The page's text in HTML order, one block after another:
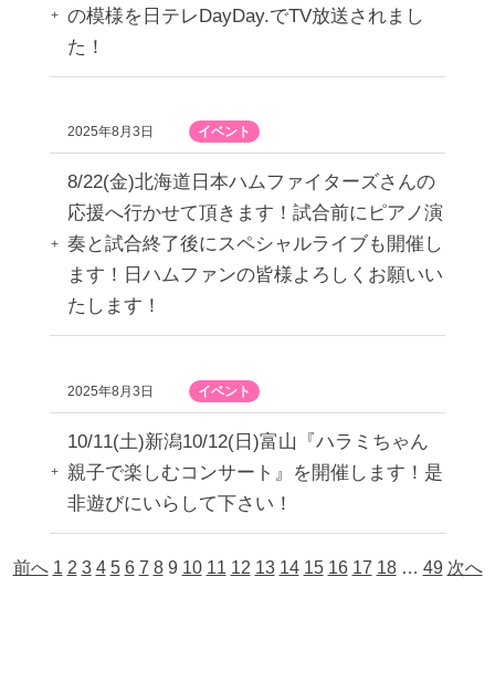
の模様を日テレDayDay.でTV放送されまし
た！
2025年8月3日 イベント
8/22(金)北海道日本ハムファイターズさんの
応援へ行かせて頂きます！試合前にピアノ演
奏と試合終了後にスペシャルライブも開催し
ます！日ハムファンの皆様よろしくお願いい
たします！
2025年8月3日 イベント
10/11(土)新潟10/12(日)富山『ハラミちゃん
親子で楽しむコンサート』を開催します！是
非遊びにいらして下さい！
前へ 1 2 3 4 5 6 7 8 9 10 11 12 13 14 15 16 17 18 … 49 次へ